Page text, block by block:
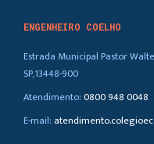
ENGENHEIRO COELHO
Estrada Municipal Pastor
SP, 13448-900
Atendimento:0800 948 0048
E-mail: